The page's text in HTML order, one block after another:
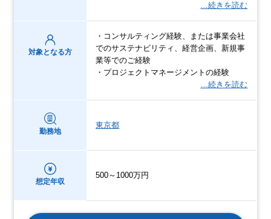
…続きを読む
対象となる方
・コンサルティング経験、または事業会社
でのサステナビリティ、経営企画、新規事
業等でのご経験
・プロジェクトマネージメントの経験
…続きを読む
勤務地
東京都
想定年収
500～1000万円